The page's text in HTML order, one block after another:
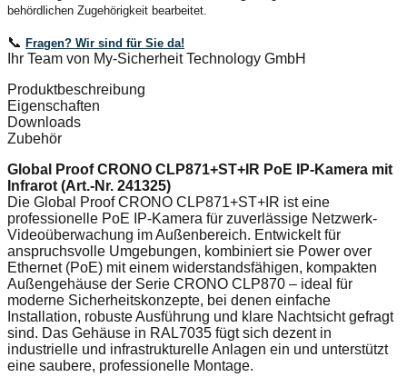
behördlichen Zugehörigkeit bearbeitet.
📞 Fragen? Wir sind für Sie da!
Ihr Team von My-Sicherheit Technology GmbH
Produktbeschreibung
Eigenschaften
Downloads
Zubehör
Global Proof CRONO CLP871+ST+IR PoE IP-Kamera mit
Infrarot (Art.-Nr. 241325)
Die Global Proof CRONO CLP871+ST+IR ist eine
professionelle PoE IP-Kamera für zuverlässige Netzwerk-
Videoüberwachung im Außenbereich. Entwickelt für
anspruchsvolle Umgebungen, kombiniert sie Power over
Ethernet (PoE) mit einem widerstandsfähigen, kompakten
Außengehäuse der Serie CRONO CLP870 – ideal für
moderne Sicherheitskonzepte, bei denen einfache
Installation, robuste Ausführung und klare Nachtsicht gefragt
sind. Das Gehäuse in RAL7035 fügt sich dezent in
industrielle und infrastrukturelle Anlagen ein und unterstützt
eine saubere, professionelle Montage.